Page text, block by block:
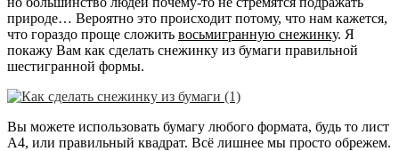
природе… Вероятно это происходит потому, что нам кажется,
что гораздо проще сложить восьмигранную снежинку. Я
покажу Вам как сделать снежинку из бумаги правильной
шестигранной формы.
Вы можете использовать бумагу любого формата, будь то лист
А4, или правильный квадрат. Всё лишнее мы просто обрежем.